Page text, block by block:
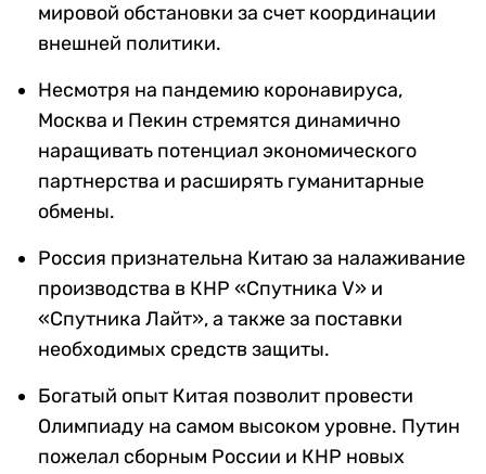
мировой обстановки за счет координации
внешней политики.
Несмотря на пандемию коронавируса,
Москва и Пекин стремятся динамично
наращивать потенциал экономического
партнерства и расширять гуманитарные
обмены.
Россия признательна Китаю за налаживание
производства в КНР «Спутника V» и
«Спутника Лайт», а также за поставки
необходимых средств защиты.
Богатый опыт Китая позволит провести
Олимпиаду на самом высоком уровне. Путин
пожелал сборным России и КНР новых